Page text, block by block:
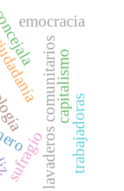
sufragiolavaderos comunitarioscapitalismo
trabajadoras
emocracia